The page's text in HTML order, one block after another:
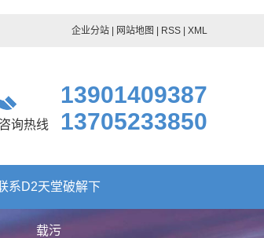
企业分站 网站地图 RSS XML
询热线
13901409387
13705233850
系D2天堂破解下
载污